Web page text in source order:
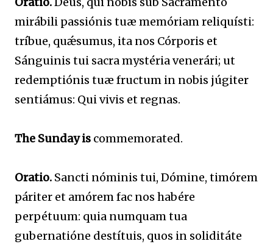
mirábili passiónis tuæ memóriam reliquísti:
tríbue, quǽsumus, ita nos Córporis et
Sánguinis tui sacra mystéria venerári; ut
redemptiónis tuæ fructum in nobis júgiter
sentiámus: Qui vivis et regnas.
The Sunday is commemorated.
Oratio. Sancti nóminis tui, Dómine, timórem
páriter et amórem fac nos habére
perpétuum: quia numquam tua
gubernatióne destítuis, quos in soliditáte